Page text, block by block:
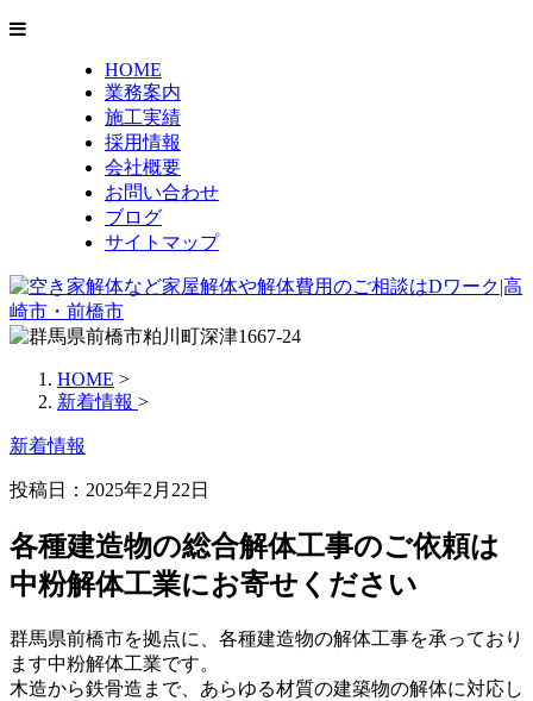
HOME
業務案内
施工実績
採用情報
会社概要
お問い合わせ
ブログ
サイトマップ
HOME >
新着情報 >
新着情報
投稿日：2025年2月22日
各種建造物の総合解体工事のご依頼は
中粉解体工業にお寄せください
群馬県前橋市を拠点に、各種建造物の解体工事を承っており
ます中粉解体工業です。
木造から鉄骨造まで、あらゆる材質の建築物の解体に対応し